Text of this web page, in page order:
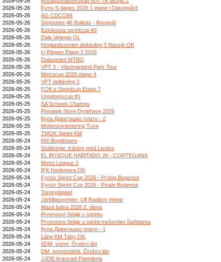
2026-05-26
Fyns-5-dages 2026 1 etape i Dalumgård
2026-05-26
AG CDCO84
2026-05-26
Sörklubbs #6 Bollnäs - Rengsjö
2026-05-26
Eskilstuna sprintcup #3
2026-05-26
Dala Veteran OL
2026-05-26
Höglandsserien deltävling 3 Nässjö OK
2026-05-26
U-Ringen Etapp 2 2026
2026-05-26
Dalaserien MTBO
2026-05-26
VPT 3 - Västmanland Park Tour
2026-05-26
Metrocup 2026 etape 4
2026-05-26
VPT deltävling 3
2026-05-25
FOK:s Sprintcup Etapp 7
2026-05-25
Ungdomscup #1
2026-05-25
SA Schools Champs
2026-05-25
Pinseløb Store Dyrehave 2026
2026-05-25
Купа Деветашко плато - 2
2026-05-25
Motionsorientering Tuve
2026-05-25
TMOK Sprint-KM
2026-05-24
KM långdistans
2026-05-24
Snättringe: träning med Livelox
2026-05-24
EL BOSQUE HABITADO 26 - CORTEGANA
2026-05-24
Metro League 3
2026-05-24
IFK Hedemora OK
2026-05-24
Fynsk Sprint Cup 2026 - Prolog Bogense
2026-05-24
Fynsk Sprint Cup 2026 - Finale Bogense
2026-05-24
Torgnyloppet
2026-05-24
Järfällasprinten, Ulf Radlers minne
2026-05-24
Mazā balva 2026 2. diena
2026-05-24
Prvenstvo Srbije u sprintu
2026-05-24
Prvenstvo Srbije u sprint mešovitim štafetama
2026-05-24
Купа Деветашко плато - 1
2026-05-24
Lång KM Täby OK
2026-05-24
§DM, sprint, Örebro län
2026-05-24
DM, sprintstafett, Örebro län
2026-05-24
JJDD Aranzadi Pamplona